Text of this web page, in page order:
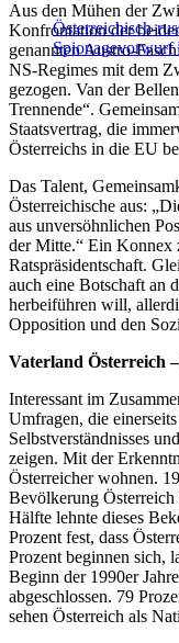
Österreichisch-
Spionagevorwurf
Aus den Mühen der
Konfrontation der
genannten Austro-
NS-Regimes mit dem
gezogen. Van der
Trennende“.
Staatsvertrag, die
Österreichs in die EU
Das Talent,
Österreichische aus:
aus unversöhnlichen
der Mitte.“ Ein Konnex
Ratspräsidentschaft.
auch eine Botschaft an
herbeiführen will,
Opposition und den
Vaterland Österreich
Interessant im
Umfragen, die
Selbstverständnisses
zeigen. Mit der
Österreicher wohnen.
Bevölkerung
Hälfte lehnte dieses
Prozent fest, dass
Prozent beginnen sich,
Beginn der 1990er
abgeschlossen. 79
sehen Österreich als